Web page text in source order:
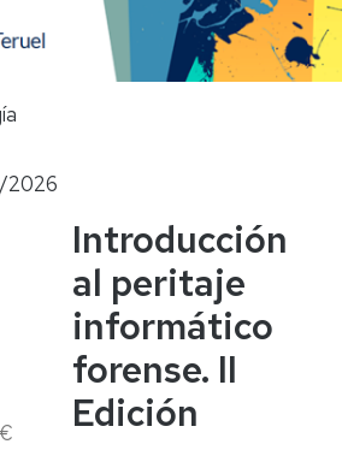
2026
Introducción
al peritaje
informático
forense. II
Edición